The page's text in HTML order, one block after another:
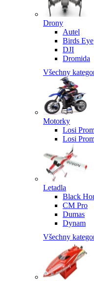
Drony
Autel
Birds Eye
DJI
Dromida
Všechny
Motorky
Losi
Losi
Letadla
Black
CM Pro
Dumas
Dynam
Všechny